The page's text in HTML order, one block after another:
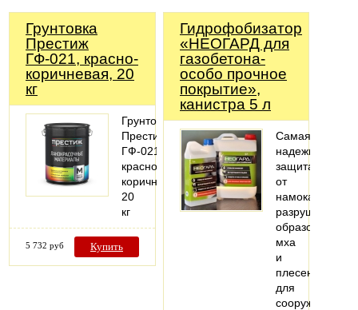
Грунтовка
Престиж
ГФ-021, красно-
коричневая, 20
кг
Грунтовка
Престиж
ГФ-021,
красно-
коричневая,
20
кг
5 732 руб Купить
Гидрофобизатор
«НЕОГАРД для
газобетона-
особо прочное
покрытие»,
канистра 5 л
Самая
надежная
защита
от
намокания,
разрушения,
образования
мха
и
плесени
для
сооружений